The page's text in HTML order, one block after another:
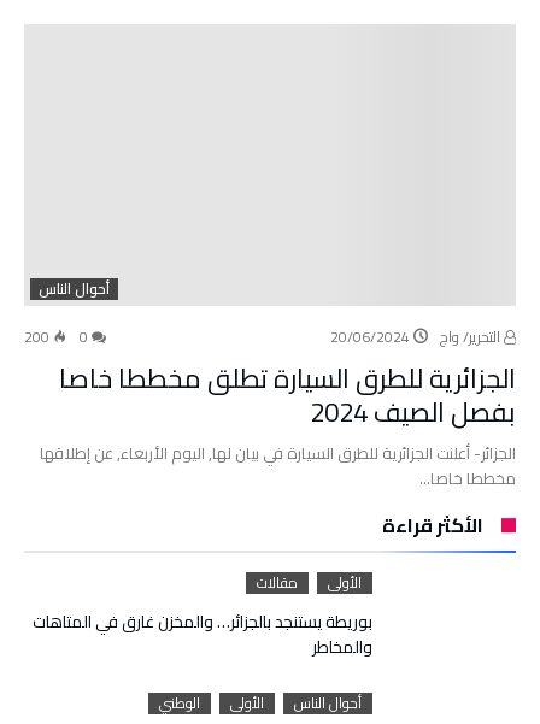
أحوال الناس
التحرير/ واج
20/06/2024
200
الجزائرية للطرق السيارة تطلق مخططا خاصا
بفصل الصيف 2024
الجزائر- أعلنت الجزائرية للطرق السيارة في بيان لها, اليوم الأربعاء, عن إطلاقها
مخططا خاصا…
الأكثر قراءة
الأولى مقالات
بوريطة يستنجد بالجزائر… والمخزن غارق في المتاهات
والمخاطر
أحوال الناس الأولى الوطني